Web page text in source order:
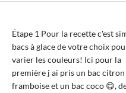
Étape 1 Pour la recette c'est
bacs à glace de votre choix
varier les couleurs! Ici pour la
première j ai pris un bac citron
framboise et un bac coco 😋,